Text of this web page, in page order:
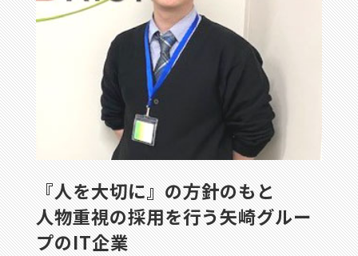
『人を大切に』の方針のもと
人物重視の採用を行う矢崎グルー
プのIT企業